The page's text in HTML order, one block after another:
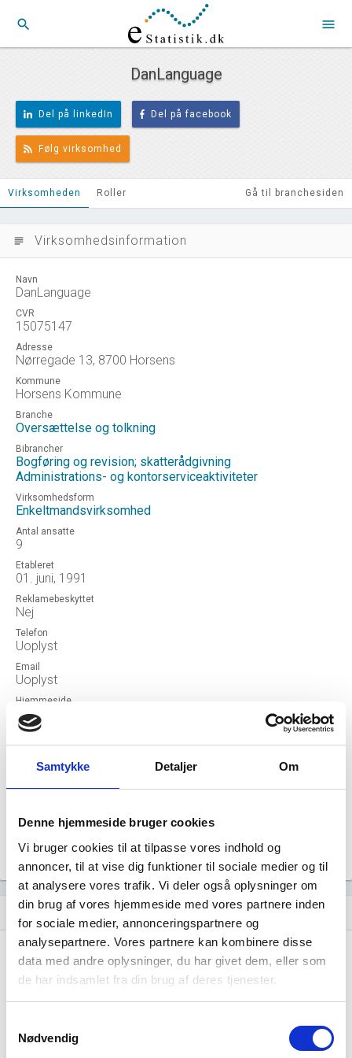
Samtykke Detaljer Om
Denne hjemmeside bruger cookies
Vi bruger cookies til at tilpasse vores indhold og
annoncer, til at vise dig funktioner til sociale medier og til
at analysere vores trafik. Vi deler også oplysninger om
din brug af vores hjemmeside med vores partnere inden
for sociale medier, annonceringspartnere og
analysepartnere. Vores partnere kan kombinere disse
data med andre oplysninger, du har givet dem, eller som
de har indsamlet fra din brug af deres tjenester.
Nødvendig
search menu
DanLanguage
Del på linkedIn Del på facebook
Følg virksomhed
Virksomheden Roller Gå til branchesiden
subject Virksomhedsinformation
Navn
DanLanguage
CVR
15075147
Adresse
Nørregade 13, 8700 Horsens
Kommune
Horsens Kommune
Branche
Oversættelse og tolkning
Bibrancher
Bogføring og revision; skatterådgivning
Administrations- og kontorserviceaktiviteter
Virksomhedsform
Enkeltmandsvirksomhed
Antal ansatte
9
Etableret
01. juni, 1991
Reklamebeskyttet
Nej
Telefon
Uoplyst
Email
Uoplyst
Hjemmeside
DanLanguage
Status
Ophørt
Revisor
Uoplyst
Uoplyst
show_chart Udvikling i antal ansatte
50 - 99
50 - 99
200 - 499
200 - 499
500 - 999
500 - 999
1000+
1000+